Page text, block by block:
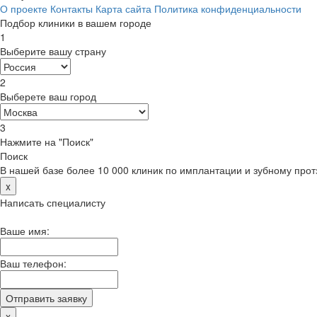
О проекте Контакты Карта сайта Политика конфиденциальности
Подбор клиники в вашем городе
1
Выберите вашу страну
2
Выберете ваш город
3
Нажмите на "Поиск"
Поиск
В нашей базе более 10 000 клиник по имплантации и зубному
x
Написать специалисту
Ваше имя:
Ваш телефон: